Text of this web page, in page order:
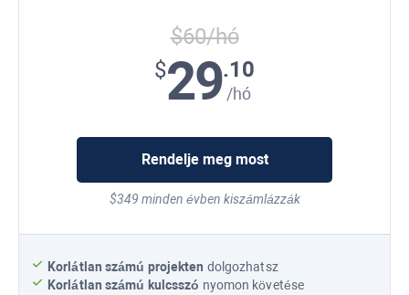
$60/hó
$29.10
/hó
Rendelje meg most
$349 minden évben kiszámlázzák
Korlátlan számú projekten dolgozhatsz
Korlátlan számú kulcsszó nyomon követése